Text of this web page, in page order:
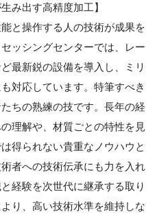
み出す高精度加工】
と操作する人の技術が成果を
ッシングセンターでは、レー
最新鋭の設備を導入し、ミリ
対応しています。特筆すべき
ちの熟練の技です。長年の経
理解や、材質ごとの特性を見
得られない貴重なノウハウと
者への技術伝承にも力を入れ
経験を次世代に継承する取り
り、高い技術水準を維持しな